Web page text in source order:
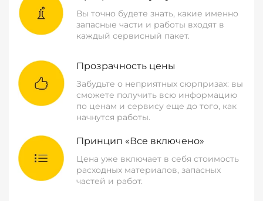
Вы точно будете знать, какие именно
запасные части и работы входят в
каждый сервисный пакет.
Прозрачность цены
Забудьте о неприятных сюрпризах: вы
сможете получить всю информацию
по ценам и сервису еще до того, как
начнутся работы.
Принцип «Все включено»
Цена уже включает в себя стоимость
расходных материалов, запасных
частей и работ.